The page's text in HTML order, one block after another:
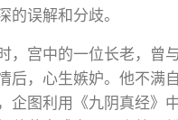
的误解和分歧。
，宫中的一位长老，曾
后，心生嫉妒。他不满
企图利用《九阴真经》